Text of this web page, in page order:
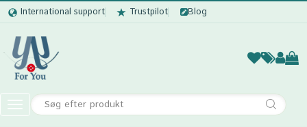
International support Trustpilot Blog
Kvinder
Toggle
navigation